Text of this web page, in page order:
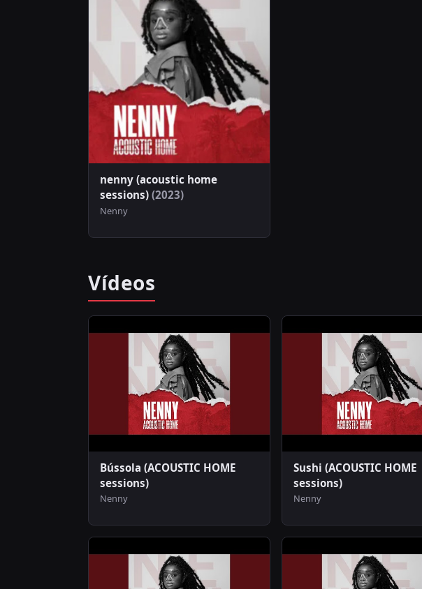
nenny (acoustic home
sessions) (2023)
Nenny
Vídeos
Bússola (ACOUSTIC HOME
sessions)
Nenny
Sushi (ACOUSTIC HOME
sessions)
Nenny